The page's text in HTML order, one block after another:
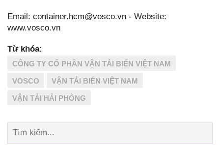
Email: container.hcm@vosco.vn - Website:
www.vosco.vn
Từ khóa:
CÔNG TY CỔ PHẦN VẬN TẢI BIỂN VIỆT NAM
VOSCO VẬN TẢI BIỂN VIỆT NAM
VẬN TẢI HẢI PHÒNG
Tìm